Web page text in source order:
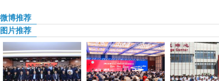
微博推荐
图片推荐